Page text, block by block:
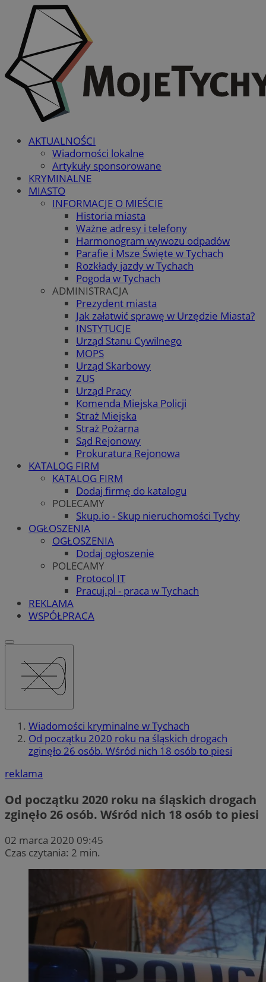
AKTUALNOŚCI
Wiadomości lokalne
Artykuły sponsorowane
KRYMINALNE
MIASTO
INFORMACJE O MIEŚCIE
Historia miasta
Ważne adresy i telefony
Harmonogram wywozu odpadów
Parafie i Msze Święte w Tychach
Rozkłady jazdy w Tychach
Pogoda w Tychach
ADMINISTRACJA
Prezydent miasta
Jak załatwić sprawę w Urzędzie Miasta?
INSTYTUCJE
Urząd Stanu Cywilnego
MOPS
Urząd Skarbowy
ZUS
Urząd Pracy
Komenda Miejska Policji
Straż Miejska
Straż Pożarna
Sąd Rejonowy
Prokuratura Rejonowa
KATALOG FIRM
KATALOG FIRM
Dodaj firmę do katalogu
POLECAMY
Skup.io - Skup nieruchomości Tychy
OGŁOSZENIA
OGŁOSZENIA
Dodaj ogłoszenie
POLECAMY
Protocol IT
Pracuj.pl - praca w Tychach
REKLAMA
WSPÓŁPRACA
Wiadomości kryminalne w Tychach
Od początku 2020 roku na śląskich drogach
zginęło 26 osób. Wśród nich 18 osób to piesi
reklama
Od początku 2020 roku na śląskich drogach
zginęło 26 osób. Wśród nich 18 osób to piesi
02 marca 2020 09:45
Czas czytania: 2 min.